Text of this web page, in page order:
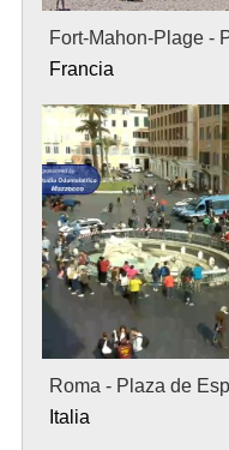
Fort-Mahon-Plage -
Francia
Roma - Plaza de
Italia